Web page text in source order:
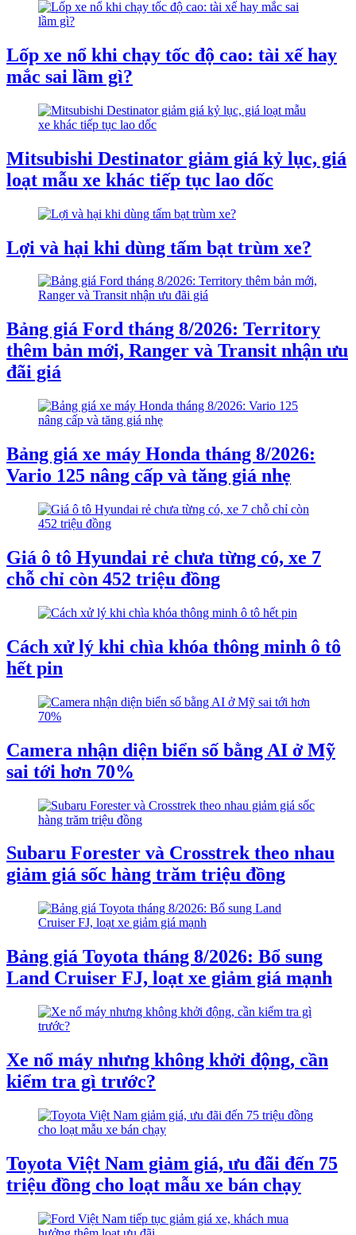
Lốp xe nổ khi chạy tốc độ cao: tài xế hay
mắc sai lầm gì?
Mitsubishi Destinator giảm giá kỷ lục, giá
loạt mẫu xe khác tiếp tục lao dốc
Lợi và hại khi dùng tấm bạt trùm xe?
Bảng giá Ford tháng 8/2026: Territory
thêm bản mới, Ranger và Transit nhận ưu
đãi giá
Bảng giá xe máy Honda tháng 8/2026:
Vario 125 nâng cấp và tăng giá nhẹ
Giá ô tô Hyundai rẻ chưa từng có, xe 7
chỗ chỉ còn 452 triệu đồng
Cách xử lý khi chìa khóa thông minh ô tô
hết pin
Camera nhận diện biển số bằng AI ở Mỹ
sai tới hơn 70%
Subaru Forester và Crosstrek theo nhau
giảm giá sốc hàng trăm triệu đồng
Bảng giá Toyota tháng 8/2026: Bổ sung
Land Cruiser FJ, loạt xe giảm giá mạnh
Xe nổ máy nhưng không khởi động, cần
kiểm tra gì trước?
Toyota Việt Nam giảm giá, ưu đãi đến 75
triệu đồng cho loạt mẫu xe bán chạy